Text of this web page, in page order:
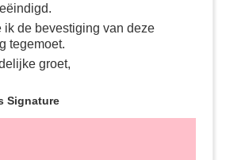
ik de bevestiging van deze
tegemoet.
groet,
Signature